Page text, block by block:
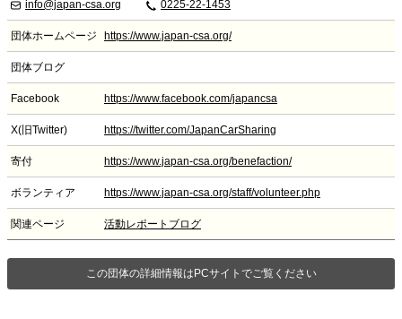
info@japan-csa.org 0225-22-1453
団体ホームページ https://www.japan-csa.org/
団体ブログ
Facebook https://www.facebook.com/japancsa
X(旧Twitter) https://twitter.com/JapanCarSharing
寄付 https://www.japan-csa.org/benefaction/
ボランティア https://www.japan-csa.org/staff/volunteer.php
関連ページ 活動レポートブログ
この団体の詳細情報はPCサイトでご覧ください